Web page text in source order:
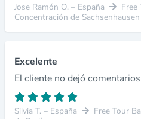
Jose Ramón O. – España
Free
Concentración de Sachsenhausen
Excelente
El cliente no dejó
Silvia T. – España
Free Tour